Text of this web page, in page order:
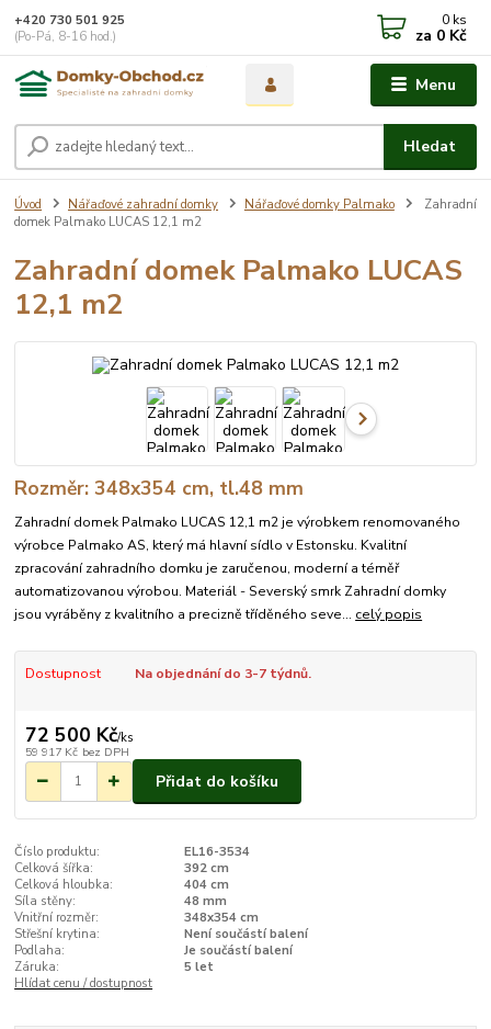
Menu
Hledat
+420 730 501 925
(Po-Pá, 8-16 hod.)
0 ks
za 0 Kč
Úvod Nářaďové zahradní domky Nářaďové domky Palmako
Zahradní
domek Palmako LUCAS 12,1 m2
Zahradní domek Palmako LUCAS
12,1 m2
Rozměr: 348x354 cm, tl.48 mm
Zahradní domek Palmako LUCAS 12,1 m2 je výrobkem renomovaného
výrobce Palmako AS, který má hlavní sídlo v Estonsku. Kvalitní
zpracování zahradního domku je zaručenou, moderní a téměř
automatizovanou výrobou. Materiál - Severský smrk Zahradní domky
jsou vyráběny z kvalitního a precizně tříděného seve... celý popis
Dostupnost Na objednání do 3-7 týdnů.
72 500 Kč/ks
59 917 Kč bez DPH
Přidat do košíku
Číslo produktu:
EL16-3534
Celková šířka:
392 cm
Celková hloubka:
404 cm
Síla stěny:
48 mm
Vnitřní rozměr:
348x354 cm
Střešní krytina:
Není součástí balení
Podlaha:
Je součástí balení
Záruka:
5 let
Hlídat cenu / dostupnost